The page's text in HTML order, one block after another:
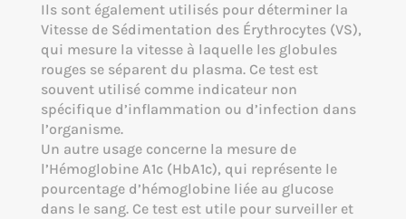
Ils sont également utilisés pour déterminer la
Vitesse de Sédimentation des Érythrocytes (VS),
qui mesure la vitesse à laquelle les globules
rouges se séparent du plasma. Ce test est
souvent utilisé comme indicateur non
spécifique d’inflammation ou d’infection dans
l’organisme.
Un autre usage concerne la mesure de
l’Hémoglobine A1c (HbA1c), qui représente le
pourcentage d’hémoglobine liée au glucose
dans le sang. Ce test est utile pour surveiller et